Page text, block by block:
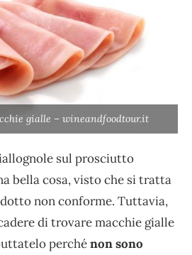
gialle – wineandfoodtour.it
sul prosciutto
bella cosa, visto che si tratta
non conforme. Tuttavia,
di trovare macchie gialle
perchénon sono